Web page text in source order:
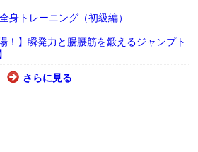
身トレーニング（初級編）
！】瞬発力と腸腰筋を鍛えるジャンプト
さらに見る